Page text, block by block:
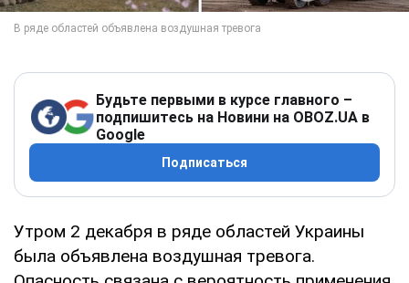
Будьте первыми в курсе главного –
подпишитесь на Новини на OBOZ.UA в
Google
Подписаться
Утром 2 декабря в ряде областей Украины
была объявлена воздушная тревога.